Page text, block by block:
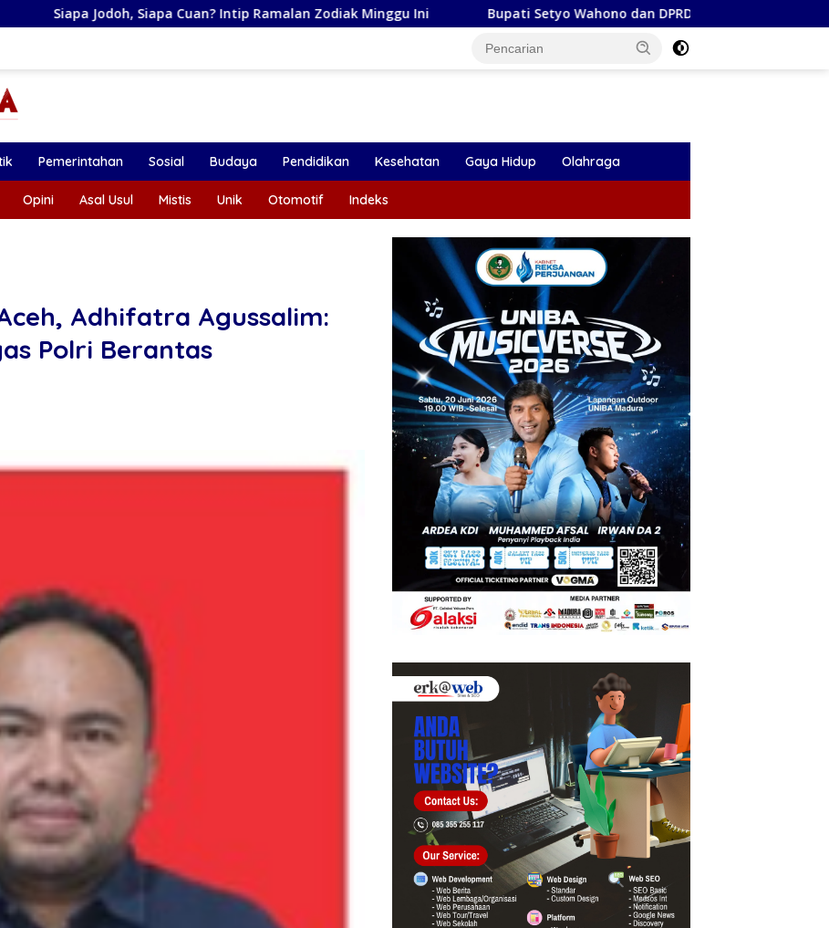
Cuan? Intip Ramalan Zodiak Minggu Ini Bupati Setyo Wahono dan DPRD Bojonegoro Sepakati KUA-PPAS Perubahan
Pemerintahan Sosial Budaya Pendidikan Kesehatan Gaya Hidup Olahraga
Opini Asal Usul Mistis Unik Otomotif Indeks
Adhifatra Agussalim:
Polri Berantas